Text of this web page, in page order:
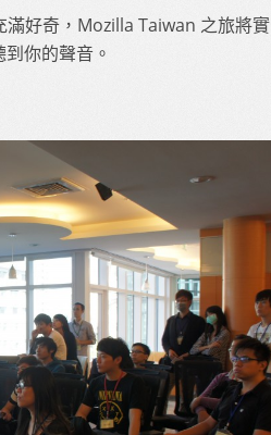
好奇，Mozilla Taiwan 之旅將實
你的聲音。